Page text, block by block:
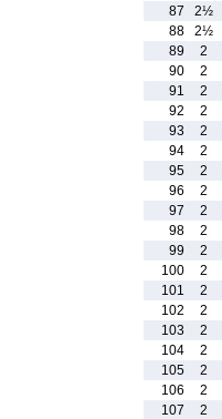
87
2½
88
2½
89
2
90
2
91
2
92
2
93
2
94
2
95
2
96
2
97
2
98
2
99
2
100
2
101
2
102
2
103
2
104
2
105
2
106
2
107
2